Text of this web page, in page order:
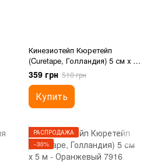
Кинезиотейп Кюретейп
(Curetape, Голландия) 5 см х 5
м - Зеленый
359 грн 510 грн
Купить
РАСПРОДАЖА
−30%